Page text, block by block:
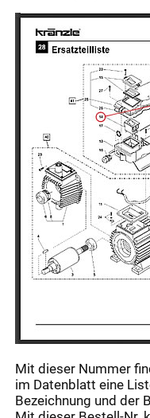
Mit dieser Nummer
im Datenblatt eine
Bezeichnung und der